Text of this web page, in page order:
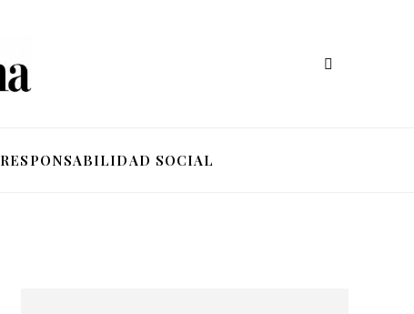
RESPONSABILIDAD SOCIAL